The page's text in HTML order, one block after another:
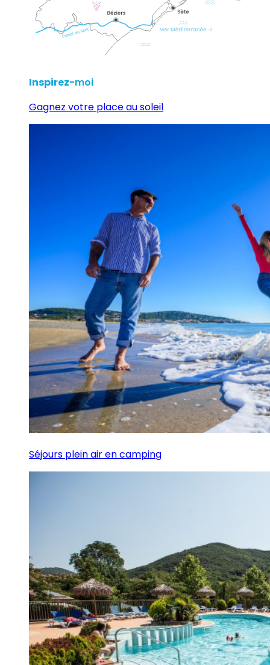
Inspirez-moi
Gagnez votre place au soleil
Séjours plein air en camping